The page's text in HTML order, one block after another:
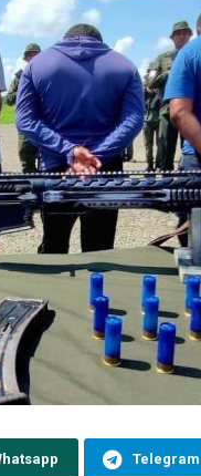
Telegram